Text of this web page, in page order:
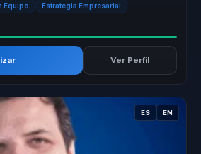
Equipo Estrategia Empresarial
Ver Perfil
ES EN